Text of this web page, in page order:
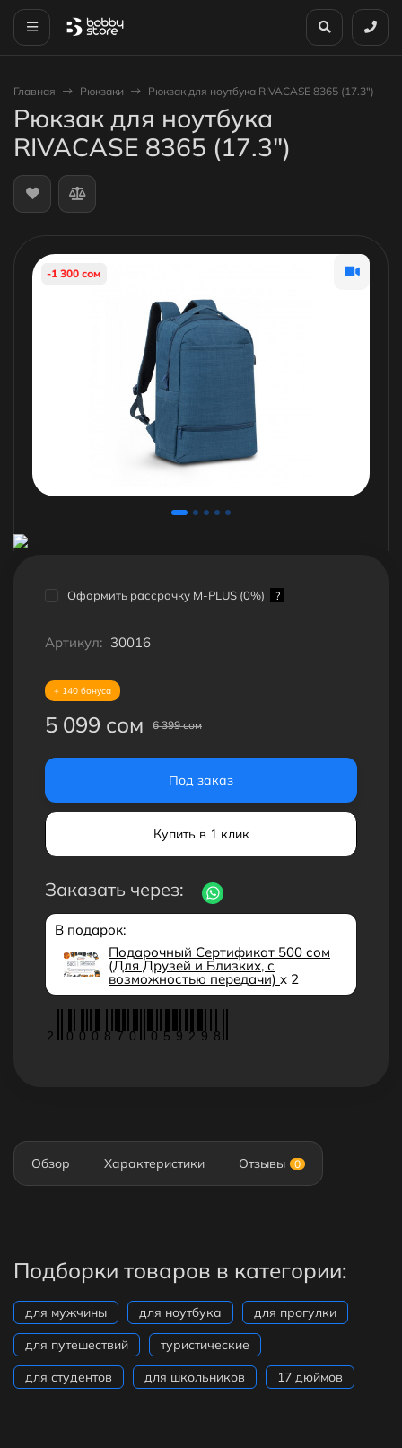
Главная Рюкзаки Рюкзак для ноутбука RIVACASE 8365 (17.3")
Рюкзак для ноутбука
RIVACASE 8365 (17.3")
-1 300 сом
Оформить рассрочку M-PLUS (0%) ?
Артикул: 30016
+ 140 бонуса
5 099 сом 6 399 сом
Под заказ
Купить в 1 клик
Заказать через:
В подарок:
Подарочный Сертификат 500 сом
(Для Друзей и Близких, с
возможностью передачи) x 2
2 0 0 0 8 7 0 0 5 9 2 9 8
Обзор Характеристики Отзывы 0
Подборки товаров в категории:
для мужчины для ноутбука
для прогулки
для путешествий
туристические
для студентов
для школьников 17 дюймов